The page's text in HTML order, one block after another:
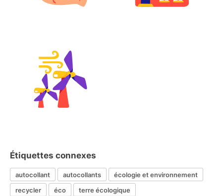
Étiquettes connexes
autocollant autocollants
écologie et environnement
recycler
éco
terre écologique